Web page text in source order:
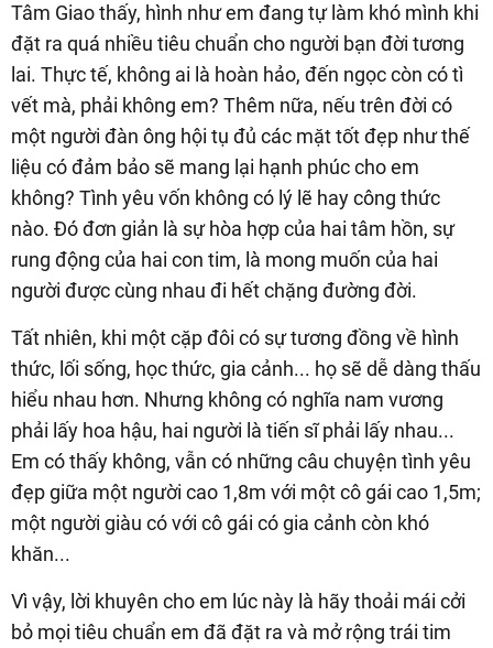
Tâm Giao thấy, hình như em đang tự làm khó mình khi
đặt ra quá nhiều tiêu chuẩn cho người bạn đời tương
lai. Thực tế, không ai là hoàn hảo, đến ngọc còn có tì
vết mà, phải không em? Thêm nữa, nếu trên đời có
một người đàn ông hội tụ đủ các mặt tốt đẹp như thế
liệu có đảm bảo sẽ mang lại hạnh phúc cho em
không? Tình yêu vốn không có lý lẽ hay công thức
nào. Đó đơn giản là sự hòa hợp của hai tâm hồn, sự
rung động của hai con tim, là mong muốn của hai
người được cùng nhau đi hết chặng đường đời.
Tất nhiên, khi một cặp đôi có sự tương đồng về hình
thức, lối sống, học thức, gia cảnh... họ sẽ dễ dàng thấu
hiểu nhau hơn. Nhưng không có nghĩa nam vương
phải lấy hoa hậu, hai người là tiến sĩ phải lấy nhau...
Em có thấy không, vẫn có những câu chuyện tình yêu
đẹp giữa một người cao 1,8m với một cô gái cao 1,5m;
một người giàu có với cô gái có gia cảnh còn khó
khăn...
Vì vậy, lời khuyên cho em lúc này là hãy thoải mái cởi
bỏ mọi tiêu chuẩn em đã đặt ra và mở rộng trái tim